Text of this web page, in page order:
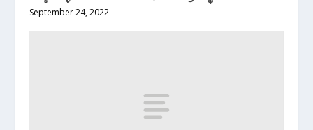
September 24, 2022